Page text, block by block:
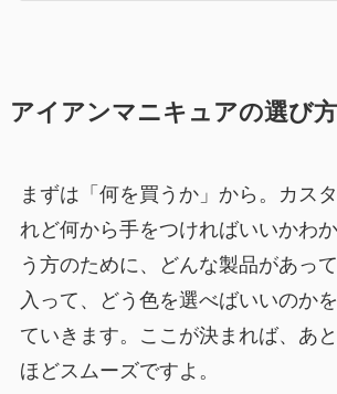
アイアンマニキュアの選び
まずは「何を買うか」から。カス
れど何から手をつければいいかわ
う方のために、どんな製品があっ
入って、どう色を選べばいいのか
ていきます。ここが決まれば、あ
ほどスムーズですよ。